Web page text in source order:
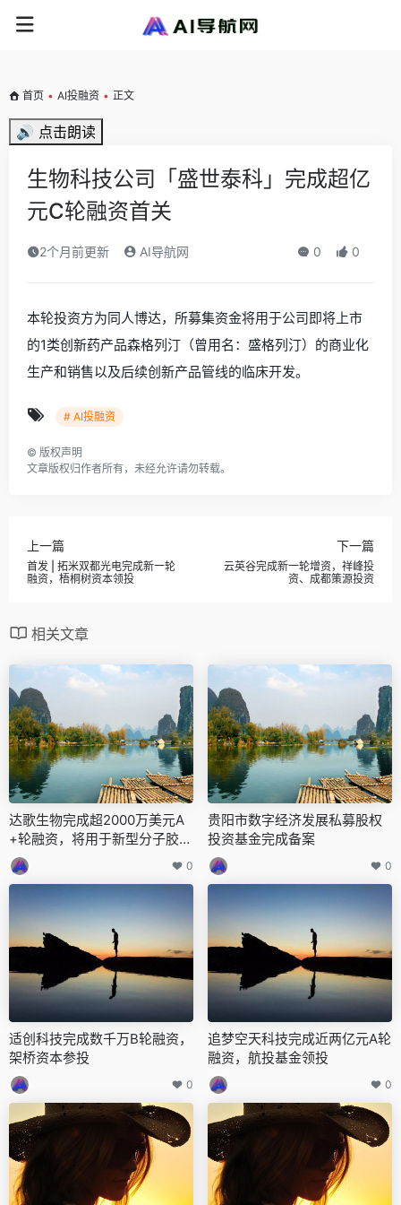
首页 • AI投融资 • 正文
🔊 点击朗读
生物科技公司「盛世泰科」完成超亿
元C轮融资首关
2个月前更新 AI导航网 0 0
本轮投资方为同人博达，所募集资金将用于公司即将上市
的1类创新药产品森格列汀（曾用名：盛格列汀）的商业化
生产和销售以及后续创新产品管线的临床开发。
# AI投融资
© 版权声明
文章版权归作者所有，未经允许请勿转载。
上一篇
首发 | 拓米双都光电完成新一轮
融资，梧桐树资本领投
下一篇
云英谷完成新一轮增资，祥峰投
资、成都策源投资
相关文章
达歌生物完成超2000万美元A
+轮融资，将用于新型分子胶降
解剂的临床开发
0
贵阳市数字经济发展私募股权
投资基金完成备案
0
适创科技完成数千万B轮融资，
架桥资本参投
0
追梦空天科技完成近两亿元A轮
融资，航投基金领投
0